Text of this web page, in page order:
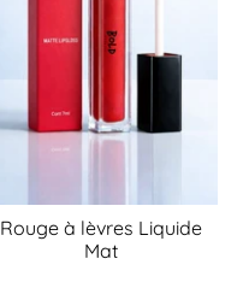
Rouge à lèvres Liquide
Mat